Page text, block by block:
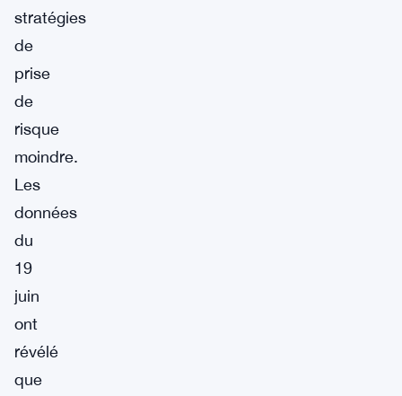
stratégies
de
prise
de
risque
moindre.
Les
données
du
19
juin
ont
révélé
que